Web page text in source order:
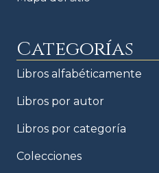
Categorías
Libros alfabéticamente
Libros por autor
Libros por categoría
Colecciones